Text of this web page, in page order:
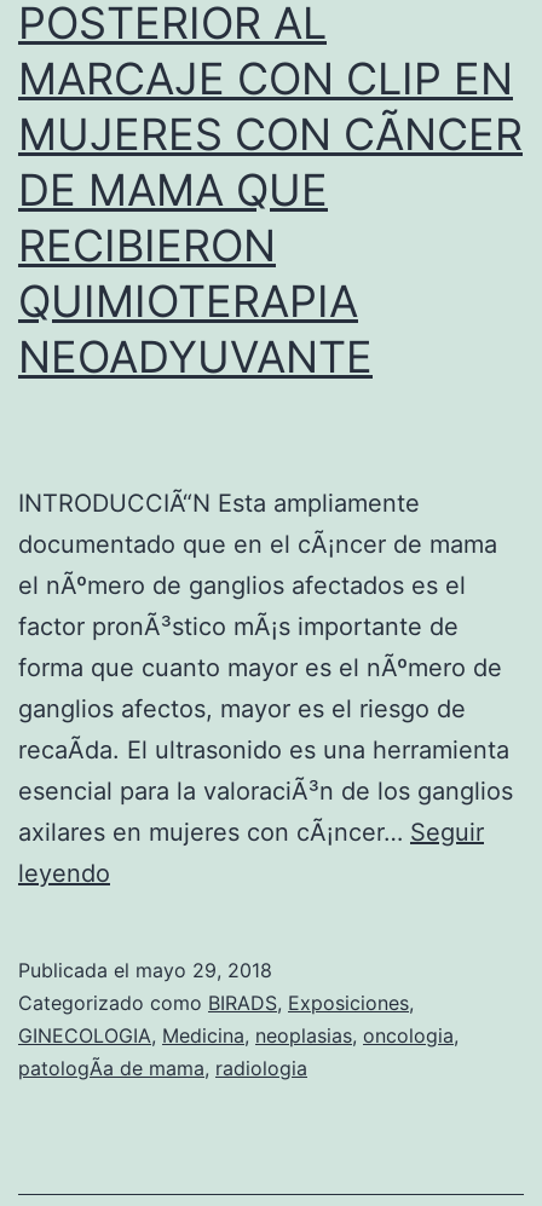
POSTERIOR AL
MARCAJE CON CLIP EN
MUJERES CON CÃNCER
DE MAMA QUE
RECIBIERON
QUIMIOTERAPIA
NEOADYUVANTE
INTRODUCCIÃ“N Esta ampliamente
documentado que en el cÃ¡ncer de mama
el nÃºmero de ganglios afectados es el
factor pronÃ³stico mÃ¡s importante de
forma que cuanto mayor es el nÃºmero de
ganglios afectos, mayor es el riesgo de
recaÃ­da. El ultrasonido es una herramienta
esencial para la valoraciÃ³n de los ganglios
axilares en mujeres con cÃ¡ncer… Seguir
leyendo
E
R
D
Publicada el mayo 29, 2018
Categorizado como BIRADS, Exposiciones,
GINECOLOGIA, Medicina, neoplasias, oncologia,
patologÃ­a de mama, radiologia